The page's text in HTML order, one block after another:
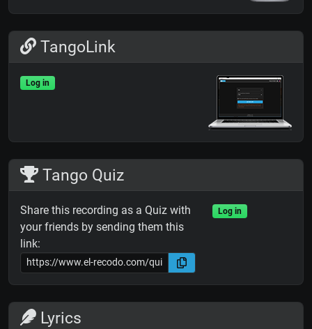
TangoLink
Log in
Tango Quiz
Share this recording as a Quiz with
your friends by sending them this
link:
Log in
Lyrics